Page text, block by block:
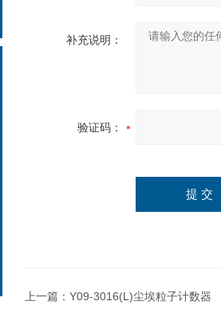
补充说明：
验证码：
上一篇： Y09-3016(L)尘埃粒子计数器